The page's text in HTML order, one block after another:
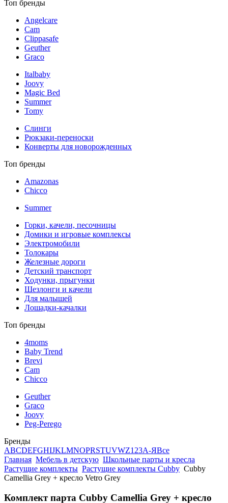
Топ бренды
Angelcare
Cam
Clippasafe
Geuther
Graco
Italbaby
Joovy
Magic Bed
Summer
Tomy
Слинги
Рюкзаки-переноски
Конверты для новорожденных
Топ бренды
Amazonas
Chicco
Summer
Горки, качели, песочницы
Домики и игровые комплексы
Электромобили
Толокары
Железные дороги
Детский транспорт
Ходунки, прыгунки
Шезлонги и качели
Для малышей
Лошадки-качалки
Топ бренды
4moms
Baby Trend
Brevi
Cam
Chicco
Geuther
Graco
Joovy
Peg-Perego
Бренды
ABCDEFGHIJKLMNOPRSTUVWZ123А-ЯВсе
Главная Мебель в детскую Школьные парты и кресла
Растущие комплекты Растущие комплекты Cubby Cubby
Camellia Grey + кресло Vetro Grey
Комплект парта Cubby Camellia Grey + кресло